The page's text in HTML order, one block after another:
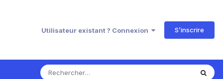
Utilisateur existant ? Connexion S’inscrire